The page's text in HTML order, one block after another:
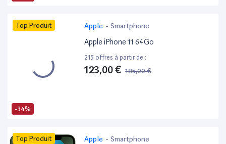
-34%
Top Produit Apple - Smartphone
Apple iPhone 11 64Go
215 offres à partir de :
123,00 € 185,00 €
Top Produit Apple - Smartphone